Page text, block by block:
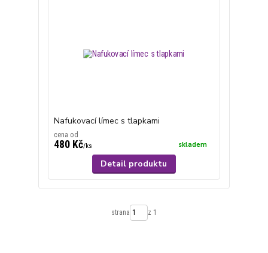
Nafukovací límec s tlapkami
cena od
480 Kč/ks skladem
Detail produktu
strana z 1